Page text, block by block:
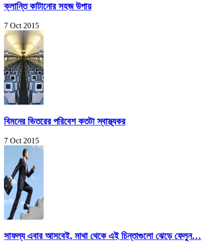
ক্লান্তি কাটানোর সহজ উপায়
7 Oct 2015
বিমনের ভিতরের পরিবেশ কতটা স্বাস্থ্যকর
7 Oct 2015
সাফল্য এবার আসবেই, মাথা থেকে এই চিন্তাগুলো ঝেড়ে ফেলুন…